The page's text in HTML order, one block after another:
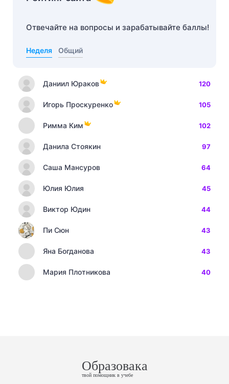
Отвечайте на вопросы и зарабатывайте баллы!
Неделя Общий
Даниил Юраков 120
Игорь Проскуренко 105
Римма Ким 102
Данила Стоякин 97
Саша Мансуров 64
Юлия Юлия 45
Виктор Юдин 44
Пи Сюн 43
Яна Богданова 43
Мария Плотникова 40
Образовака
твой помощник в учебе